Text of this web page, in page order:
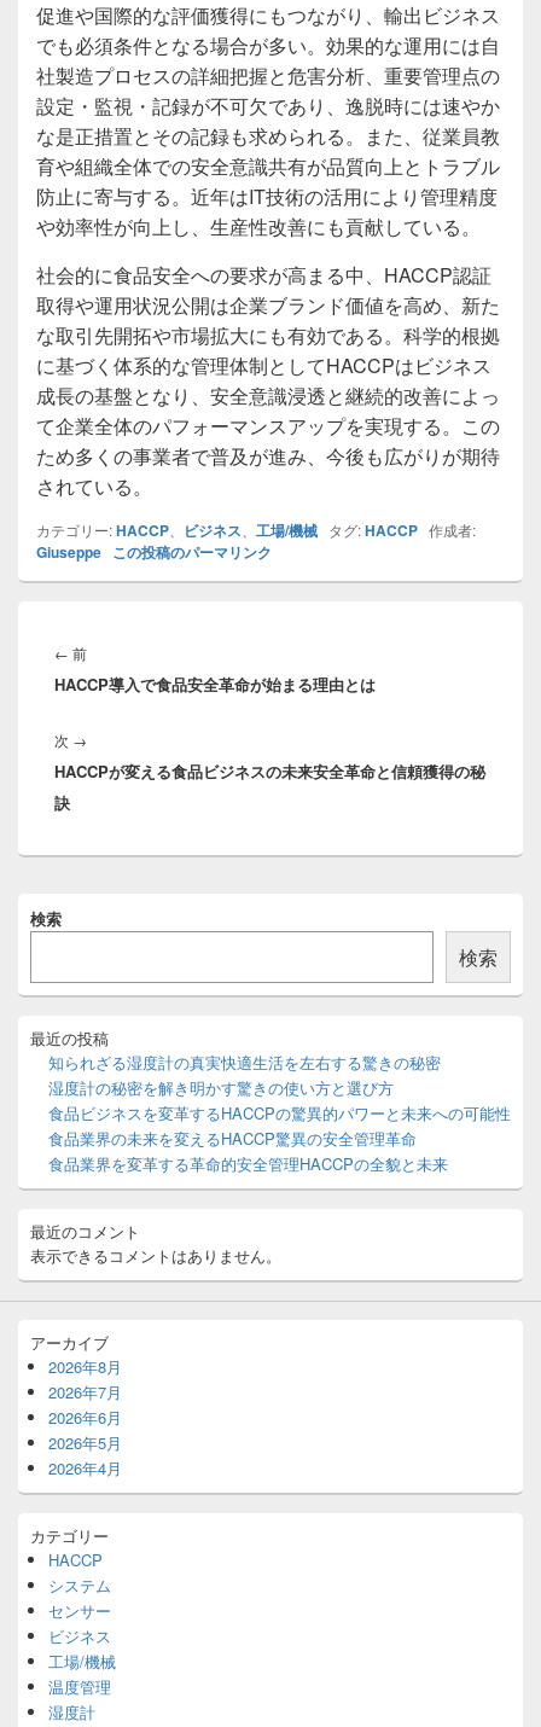
促進や国際的な評価獲得にもつながり、輸出ビジネス
でも必須条件となる場合が多い。効果的な運用には自
社製造プロセスの詳細把握と危害分析、重要管理点の
設定・監視・記録が不可欠であり、逸脱時には速やか
な是正措置とその記録も求められる。また、従業員教
育や組織全体での安全意識共有が品質向上とトラブル
防止に寄与する。近年はIT技術の活用により管理精度
や効率性が向上し、生産性改善にも貢献している。
社会的に食品安全への要求が高まる中、HACCP認証
取得や運用状況公開は企業ブランド価値を高め、新た
な取引先開拓や市場拡大にも有効である。科学的根拠
に基づく体系的な管理体制としてHACCPはビジネス
成長の基盤となり、安全意識浸透と継続的改善によっ
て企業全体のパフォーマンスアップを実現する。この
ため多くの事業者で普及が進み、今後も広がりが期待
されている。
カテゴリー:HACCP ビジネス 工場/機械 タグ:HACCP 作成者:
Giuseppe この投稿のパーマリンク
稿
ナ
ゲ
ー
シ
ョ
← 前前
の
HACCP導入で食品安全革命が始まる理由とは
次 →
の
HACCPが変える食品ビジネスの未来安全革命と信頼獲得の秘
訣
イ
イ
バ
ト
リ
ア
検索
検索
最近の投稿
知られざる湿度計の真実快適生活を左右する驚きの秘密
湿度計の秘密を解き明かす驚きの使い方と選び方
食品ビジネスを変革するHACCPの驚異的パワーと未来への可能性
食品業界の未来を変えるHACCP驚異の安全管理革命
食品業界を変革する革命的安全管理HACCPの全貌と未来
最近のコメント
表示できるコメントはありません。
アーカイブ
2026年8月
2026年7月
2026年6月
2026年5月
2026年4月
カテゴリー
HACCP
システム
センサー
ビジネス
工場/機械
温度管理
湿度計